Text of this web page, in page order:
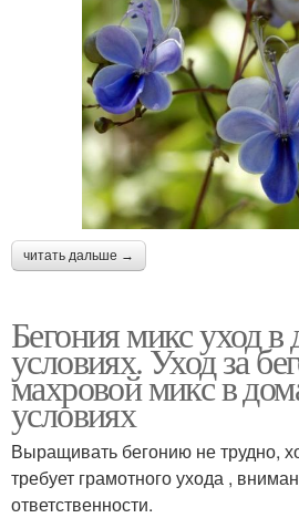
читать дальше →
Бегония микс уход
условиях. Уход за
махровой микс в
условиях
Выращивать бегонию не трудно,
требует грамотного ухода ,
ответственности.